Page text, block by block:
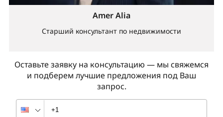
Оставьте заявку на консультацию — мы свяжемся
и подберем лучшие предложения под Ваш
запрос.
Amer Alia
Старший консультант по недвижимости